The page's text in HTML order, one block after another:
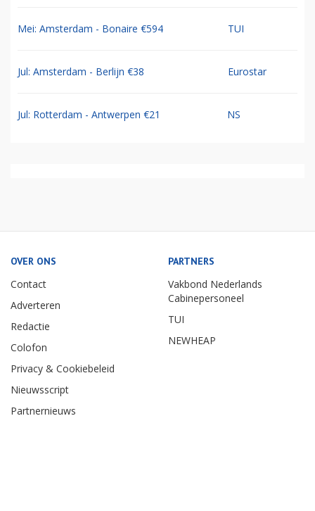
Mei: Amsterdam - Bonaire €594 TUI
Jul: Amsterdam - Berlijn €38 Eurostar
Jul: Rotterdam - Antwerpen €21 NS
OVER ONS
Contact
Adverteren
Redactie
Colofon
Privacy & Cookiebeleid
Nieuwsscript
Partnernieuws
PARTNERS
Vakbond Nederlands
Cabinepersoneel
TUI
NEWHEAP